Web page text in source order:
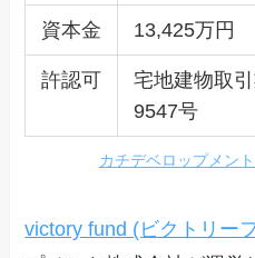
資本金 13,425万円
許認可
宅地建物取
9547号
カチデベロップメン
victory fund (ビクトリー